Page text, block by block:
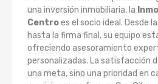
una inversión inmobiliaria, la
Centroes el socio ideal. Desde
hasta la firma final, su equipo
ofreciendo asesoramiento
personalizadas. La satisfacción
una meta, sino una prioridad en